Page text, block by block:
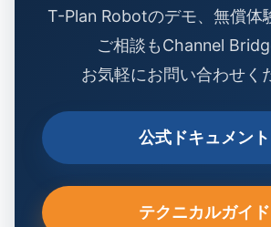
T-Plan Robotのデモ、無償体
ご相談もChannel
お気軽にお問い合わせく
公式ドキュメント
テクニカルガイド